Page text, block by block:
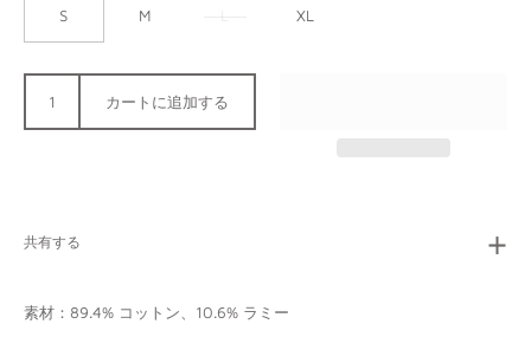
S M L XL
カートに追加する
共有する
素材：89.4% コットン、10.6% ラミー